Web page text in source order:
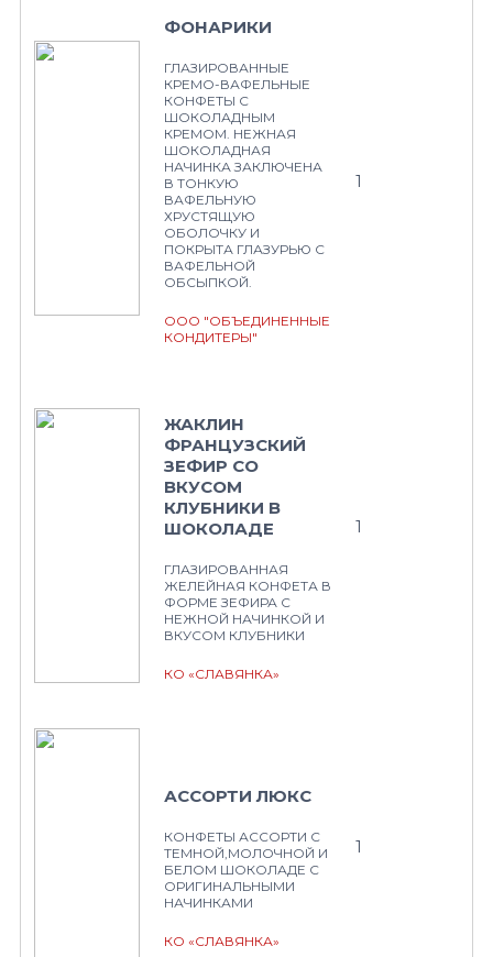
ФОНАРИКИ
ГЛАЗИРОВАННЫЕ
КРЕМО-ВАФЕЛЬНЫЕ
КОНФЕТЫ С
ШОКОЛАДНЫМ
КРЕМОМ. НЕЖНАЯ
ШОКОЛАДНАЯ
НАЧИНКА ЗАКЛЮЧЕНА
В ТОНКУЮ
ВАФЕЛЬНУЮ
ХРУСТЯЩУЮ
ОБОЛОЧКУ И
ПОКРЫТА ГЛАЗУРЬЮ С
ВАФЕЛЬНОЙ
ОБСЫПКОЙ.
ООО "ОБЪЕДИНЕННЫЕ
КОНДИТЕРЫ"
1
ЖАКЛИН
ФРАНЦУЗСКИЙ
ЗЕФИР СО
ВКУСОМ
КЛУБНИКИ В
ШОКОЛАДЕ
ГЛАЗИРОВАННАЯ
ЖЕЛЕЙНАЯ КОНФЕТА В
ФОРМЕ ЗЕФИРА С
НЕЖНОЙ НАЧИНКОЙ И
ВКУСОМ КЛУБНИКИ
КО «СЛАВЯНКА»
1
АССОРТИ ЛЮКС
КОНФЕТЫ АССОРТИ С
ТЕМНОЙ,МОЛОЧНОЙ И
БЕЛОМ ШОКОЛАДЕ С
ОРИГИНАЛЬНЫМИ
НАЧИНКАМИ
КО «СЛАВЯНКА»
1